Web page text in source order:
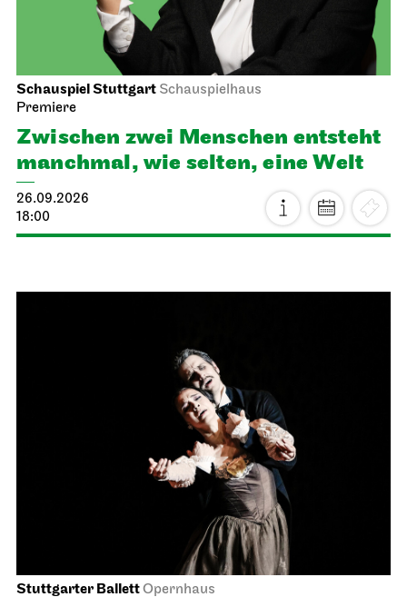
Schauspiel Stuttgart Schauspielhaus
Premiere
Zwischen zwei Menschen ent­steht
manch­mal, wie selten, eine Welt
26.09.2026
18:00
Stuttgarter BallettOpernhaus